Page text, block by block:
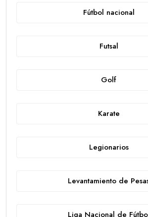
Fútbol nacional
Futsal
Golf
Karate
Legionarios
Levantamiento de
Liga Nacional de